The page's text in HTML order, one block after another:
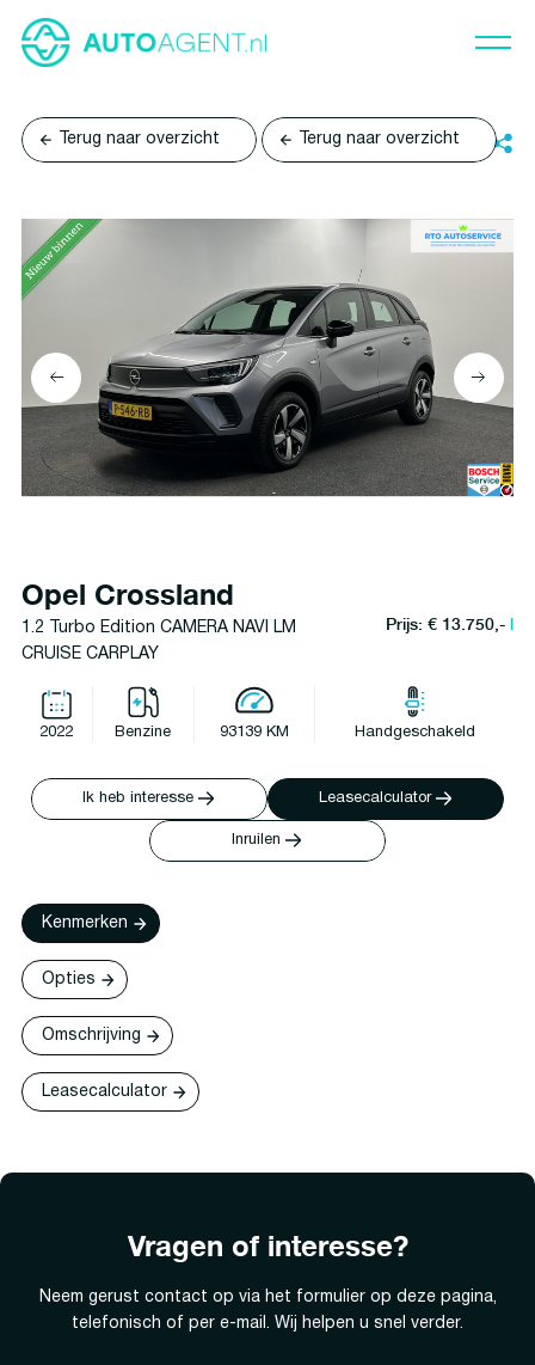
Terug naar overzicht Terug naar overzicht
Opel Crossland
1.2 Turbo Edition CAMERA NAVI LM
CRUISE CARPLAY
Prijs: € 13.750,-l
2022 Benzine 93139 KM Handgeschakeld
Ik heb interesse Leasecalculator
Inruilen
Kenmerken
Opties
Omschrijving
Leasecalculator
Vragen of interesse?
Neem gerust contact op via het formulier op deze pagina,
telefonisch of per e-mail. Wij helpen u snel verder.